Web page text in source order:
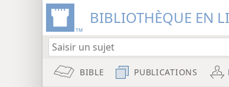
BIBLIOTHÈQUE EN
BIBLE PUBLICATIONS